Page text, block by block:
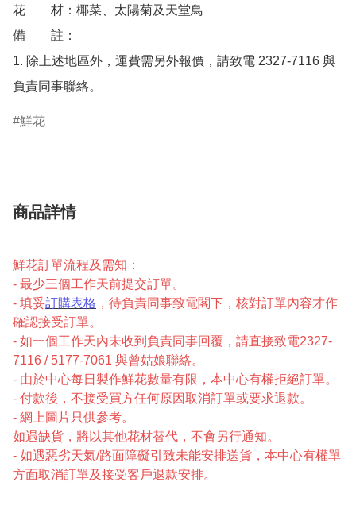
花　　材：椰菜、太陽菊及天堂鳥
備　　註：
1. 除上述地區外，運費需另外報價，請致電 2327-7116 與
負責同事聯絡。
鮮花
商品詳情
鮮花訂單流程及需知：
- 最少三個工作天前提交訂單。
- 填妥訂購表格 ，待負責同事致電閣下，核對訂單內容才作
確認接受訂單。
- 如一個工作天內未收到負責同事回覆，請直接致電2327-
7116 / 5177-7061 與曾姑娘聯絡。
- 由於中心每日製作鮮花數量有限，本中心有權拒絕訂單。
- 付款後，不接受買方任何原因取消訂單或要求退款。
- 網上圖片只供參考。
如遇缺貨，將以其他花材替代，不會另行通知。
- 如遇惡劣天氣/路面障礙引致未能安排送貨，本中心有權單
方面取消訂單及接受客戶退款安排。